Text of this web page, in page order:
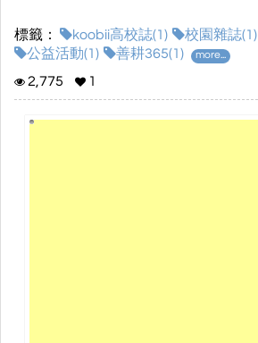
標籤： koobii高校誌(1) 校園雜誌(1)
公益活動(1)
善耕365(1) more...
2,775 1